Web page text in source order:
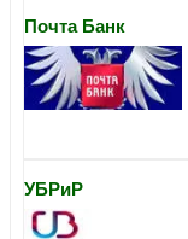
Почта Банк
УБРиР